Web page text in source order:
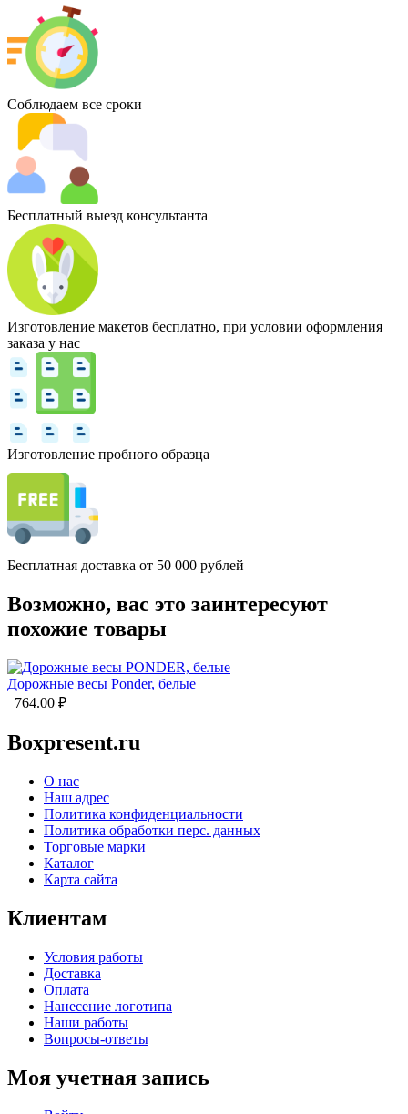
Соблюдаем все сроки
Бесплатный выезд консультанта
Изготовление макетов бесплатно, при условии оформления
заказа у нас
Изготовление пробного образца
Бесплатная доставка от 50 000 рублей
Возможно, вас это заинтересуют
похожие товары
Дорожные весы Ponder, белые
764.00 ₽
Boxpresent.ru
О нас
Наш адрес
Политика конфиденциальности
Политика обработки перс. данных
Торговые марки
Каталог
Карта сайта
Клиентам
Условия работы
Доставка
Оплата
Нанесение логотипа
Наши работы
Вопросы-ответы
Моя учетная запись